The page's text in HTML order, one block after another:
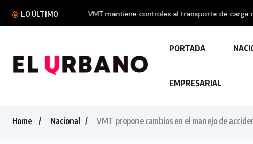
LO ÚLTIMO VMT mantiene controles al transporte de carga
PORTADA
EMPRESARIAL
Home Nacional VMT propone cambios en el manejo de